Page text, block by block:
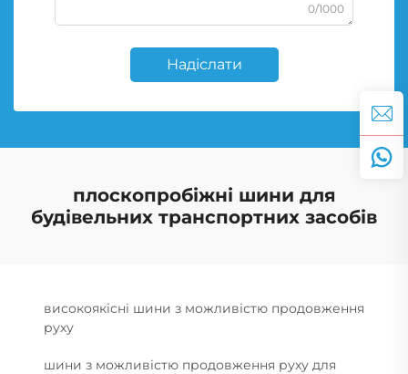
0/1000
Надіслати
плоскопробіжні шини для
будівельних транспортних засобів
високоякісні шини з можливістю продовження
руху
шини з можливістю продовження руху для